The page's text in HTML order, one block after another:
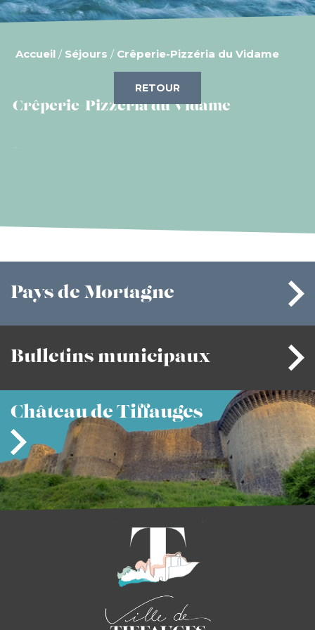
Accueil / Séjours / Crêperie-Pizzéria du Vidame
RETOUR
Crêperie-Pizzéria du Vidame
Pays de Mortagne
Bulletins municipaux
Châteaude Tiffauges